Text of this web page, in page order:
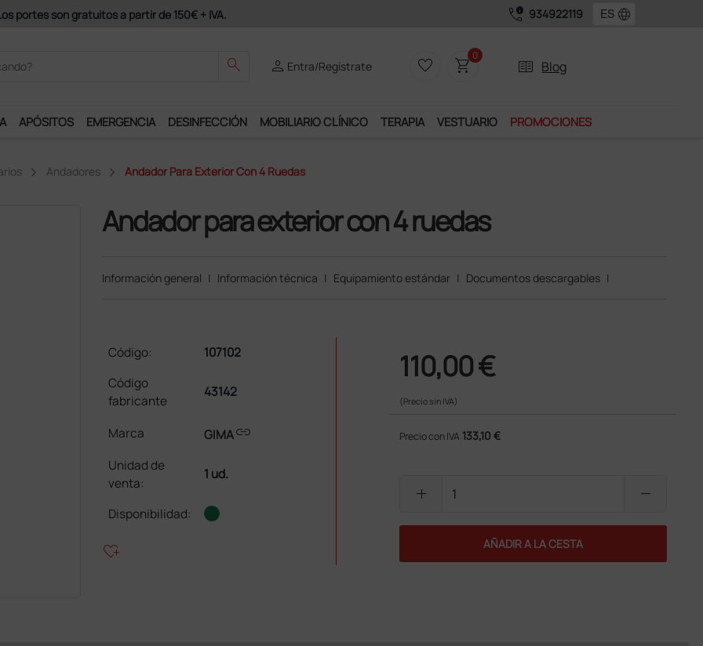
disfrutar de muchos servicios exclusivos. call_quality 934922119 language
search person Entra/Regístrate favorite_border shopping_cart0
two_pager Blog
APÓSITOS EMERGENCIA DESINFECCIÓN MOBILIARIO CLÍNICO TERAPIA VESTUARIO PROMOCIONES
Andadores Andador Para Exterior Con 4 Ruedas
Andador para exterior con 4 ruedas
Información general | Información técnica | Equipamiento estándar | Documentos descargables |
Código:
107102
Código
fabricante
43142
Marca GIMAlink
Unidad de
venta:
1 ud.
Disponibilidad:
heart_plus
110,00 €
(Precio sin IVA)
Precio con IVA 133,10 €
add remove
AÑADIR A LA CESTA